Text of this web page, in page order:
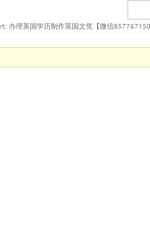
办理英国学历制作英国文凭【微信